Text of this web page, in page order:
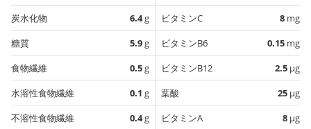
炭水化物
6.4g
糖質
5.9g
食物繊維
0.5g
水溶性食物繊維
0.1 g
不溶性食物繊維
0.4g
ビタミンC
8 mg
ビタミンB6
0.15 mg
ビタミンB12
2.5 µg
葉酸
25 µg
ビタミンA
8 µg